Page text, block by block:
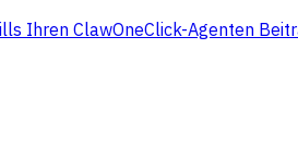
Ihren ClawOneClick-Agenten